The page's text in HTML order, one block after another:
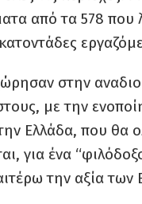
από τα 578 που
στην
με την
Ελλάδα, που θα
για ένα
την αξία των